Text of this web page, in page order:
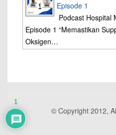
Episode 1
Podcast Hospital
Episode 1 “Memastikan
Oksigen…
© Copyright 2012,
1